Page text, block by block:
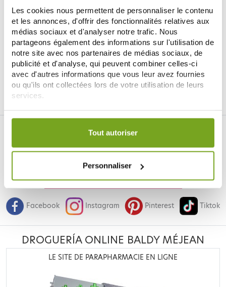
Les cookies nous permettent de personnaliser le contenu
et les annonces, d'offrir des fonctionnalités relatives aux
médias sociaux et d'analyser notre trafic. Nous
partageons également des informations sur l'utilisation de
notre site avec nos partenaires de médias sociaux, de
publicité et d'analyse, qui peuvent combiner celles-ci
avec d'autres informations que vous leur avez fournies
ou qu'ils ont collectées lors de votre utilisation de leurs
services.
Votre choix de consentement est conservé pendant une
Tout autoriser
Personnaliser
COLPROPUR
COLPROPUR LADY
PHOSCOLLAGEN SAVEUR PECHE
340G
36,99 €
AÑADIR A LA CESTA
Je souhaite m'inscrire à la newsletter
Facebook Instagram Pinterest Tiktok
DROGUERÍA ONLINE BALDY MÉJEAN
LE SITE DE PARAPHARMACIE EN LIGNE